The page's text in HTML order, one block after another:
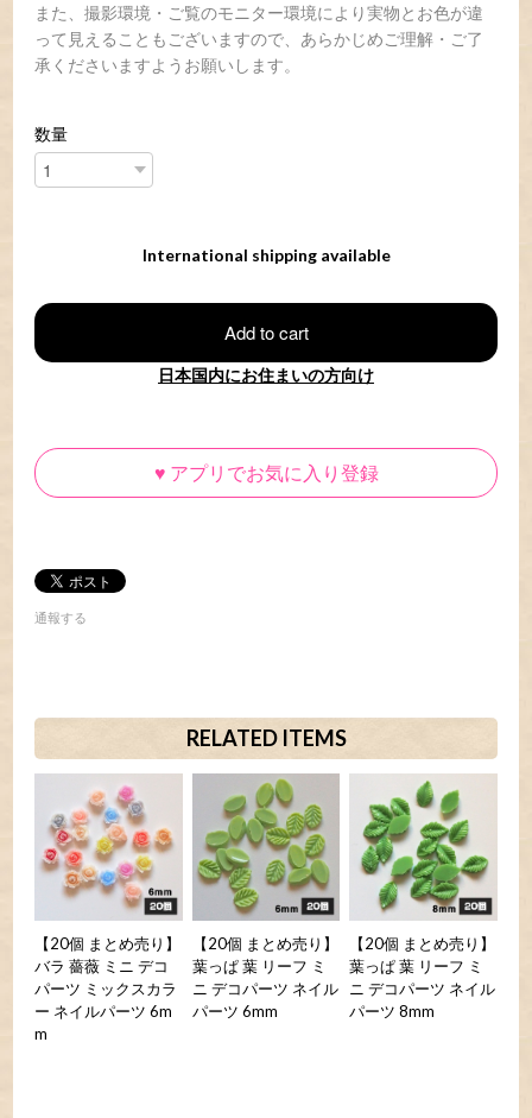
また、撮影環境・ご覧のモニター環境により実物とお色が違
って見えることもございますので、あらかじめご理解・ご了
承くださいますようお願いします。
数量
International shipping available
Add to cart
日本国内にお住まいの方向け
♥ アプリでお気に入り登録
通報する
RELATED ITEMS
【20個 まとめ売り】
バラ 薔薇 ミニ デコ
パーツ ミックスカラ
ー ネイルパーツ 6m
m
【20個 まとめ売り】
葉っぱ 葉 リーフ ミ
ニ デコパーツ ネイル
パーツ 6mm
【20個 まとめ売り】
葉っぱ 葉 リーフ ミ
ニ デコパーツ ネイル
パーツ 8mm